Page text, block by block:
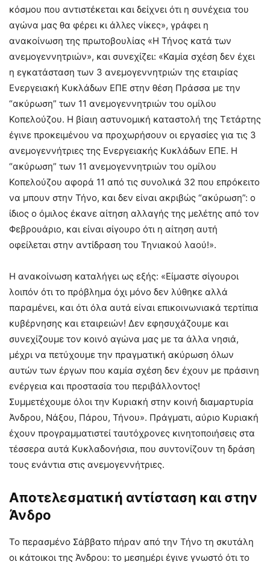
κόσμου που αντιστέκεται και δείχνει ότι η συνέχεια του
αγώνα μας θα φέρει κι άλλες νίκες», γράφει η
ανακοίνωση της πρωτοβουλίας «Η Τήνος κατά των
ανεμογεννητριών», και συνεχίζει: «Καμία σχέση δεν έχει
η εγκατάσταση των 3 ανεμογεννητριών της εταιρίας
Ενεργειακή Κυκλάδων ΕΠΕ στην θέση Πράσσα με την
“ακύρωση” των 11 ανεμογεννητριών του ομίλου
Κοπελούζου. Η βίαιη αστυνομική καταστολή της Τετάρτης
έγινε προκειμένου να προχωρήσουν οι εργασίες για τις 3
ανεμογεννήτριες της Ενεργειακής Κυκλάδων ΕΠΕ. Η
“ακύρωση” των 11 ανεμογεννητριών του ομίλου
Κοπελούζου αφορά 11 από τις συνολικά 32 που επρόκειτο
να μπουν στην Τήνο, και δεν είναι ακριβώς “ακύρωση”: ο
ίδιος ο όμιλος έκανε αίτηση αλλαγής της μελέτης από τον
Φεβρουάριο, και είναι σίγουρο ότι η αίτηση αυτή
οφείλεται στην αντίδραση του Τηνιακού λαού!».
Η ανακοίνωση καταλήγει ως εξής: «Είμαστε σίγουροι
λοιπόν ότι το πρόβλημα όχι μόνο δεν λύθηκε αλλά
παραμένει, και ότι όλα αυτά είναι επικοινωνιακά τερτίπια
κυβέρνησης και εταιρειών! Δεν εφησυχάζουμε και
συνεχίζουμε τον κοινό αγώνα μας με τα άλλα νησιά,
μέχρι να πετύχουμε την πραγματική ακύρωση όλων
αυτών των έργων που καμία σχέση δεν έχουν με πράσινη
ενέργεια και προστασία του περιβάλλοντος!
Συμμετέχουμε όλοι την Κυριακή στην κοινή διαμαρτυρία
Άνδρου, Νάξου, Πάρου, Τήνου». Πράγματι, αύριο Κυριακή
έχουν προγραμματιστεί ταυτόχρονες κινητοποιήσεις στα
τέσσερα αυτά Κυκλαδονήσια, που συντονίζουν τη δράση
τους ενάντια στις ανεμογεννήτριες.
Αποτελεσματική αντίσταση και στην
Άνδρο
Το περασμένο Σάββατο πήραν από την Τήνο τη σκυτάλη
οι κάτοικοι της Άνδρου: το μεσημέρι έγινε γνωστό ότι το